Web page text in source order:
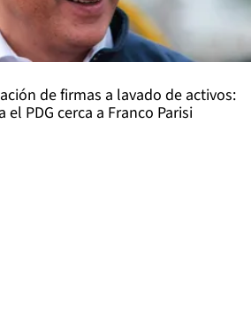
de firmas a lavado de activos:
PDG cerca a Franco Parisi